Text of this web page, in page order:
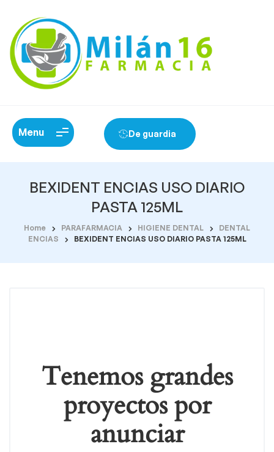
Menu De guardia
BEXIDENT ENCIAS USO DIARIO
PASTA 125ML
Home PARAFARMACIA HIGIENE DENTAL
DENTAL
ENCIAS
BEXIDENT ENCIAS USO DIARIO PASTA 125ML
Tenemos grandes
proyectos por
anunciar